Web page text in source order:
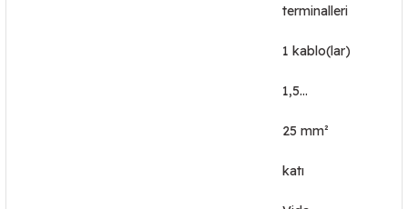
terminalleri
1 kablo(lar)
1,5…
25 mm²
katı